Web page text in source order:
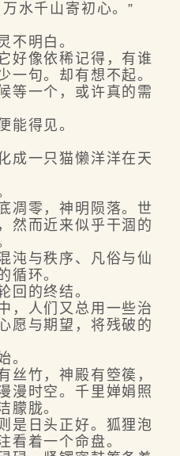
水千山寄初心。”
明白。
像依稀记得，有谁
一句。却有想不起。
一个，或许真的需
得见。
一只猫懒洋洋在天
零，神明陨落。世
然而近来似乎干涸的
与秩序、凡俗与仙
循环。
的终结。
人们又总用一些治
愿与期望，将残破的
。
竹，神殿有箜篌，
漫时空。千里婵娟照
朦胧。
日头正好。狐狸泡
看着一个命盘。